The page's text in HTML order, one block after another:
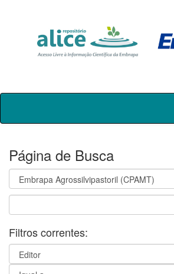
Skip
Página de Busca
Filtros correntes: